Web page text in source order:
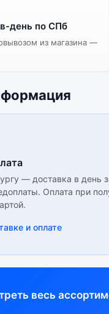
день по СПб
из магазина —
— доставка в день
Оплата при
и оплате
весь